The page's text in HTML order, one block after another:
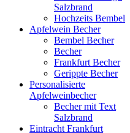
Salzbrand
Hochzeits Bembel
Apfelwein Becher
Bembel Becher
Becher
Frankfurt Becher
Gerippte Becher
Personalisierte
Apfelweinbecher
Becher mit Text
Salzbrand
Eintracht Frankfurt